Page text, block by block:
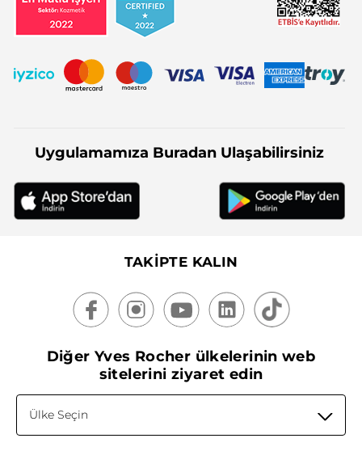
Uygulamamıza Buradan Ulaşabilirsiniz
TAKİPTE KALIN
Diğer Yves Rocher ülkelerinin web
sitelerini ziyaret edin
Ülke Seçin